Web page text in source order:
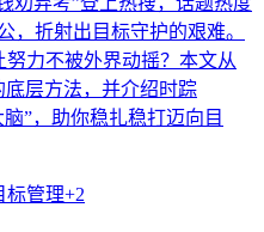
，折射出目标守护的艰难。
力不被外界动摇？本文从
层方法，并介绍时踪
”，助你稳扎稳打迈向目
标管理+2